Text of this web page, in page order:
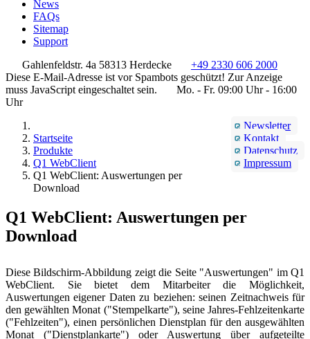
News
FAQs
Sitemap
Support
Gahlenfeldstr. 4a 58313 Herdecke
+49 2330 606 2000
Diese E-Mail-Adresse ist vor Spambots geschützt! Zur Anzeige
muss JavaScript eingeschaltet sein.
Mo. - Fr. 09:00 Uhr - 16:00
Uhr
Newsletter
Kontakt
Datenschutz
Impressum
Startseite
Produkte
Q1 WebClient
Q1 WebClient: Auswertungen per
Download
Q1 WebClient: Auswertungen per
Download
Diese Bildschirm-Abbildung zeigt die Seite "Auswertungen" im Q1
WebClient. Sie bietet dem Mitarbeiter die Möglichkeit,
Auswertungen eigener Daten zu beziehen: seinen Zeitnachweis für
den gewählten Monat ("Stempelkarte"), seine Jahres-Fehlzeitenkarte
("Fehlzeiten"), einen persönlichen Dienstplan für den ausgewählten
Monat ("Dienstplankarte") oder Auswertung über aufgeteilte